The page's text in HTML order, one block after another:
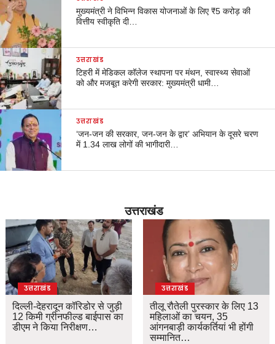
मुख्यमंत्री ने विभिन्न विकास योजनाओं के लिए ₹5 करोड़ की
वित्तीय स्वीकृति दी…
उत्तराखंड
टिहरी में मेडिकल कॉलेज स्थापना पर मंथन, स्वास्थ्य सेवाओं
को और मजबूत करेगी सरकार: मुख्यमंत्री धामी…
उत्तराखंड
‘जन-जन की सरकार, जन-जन के द्वार’ अभियान के दूसरे चरण
में 1.34 लाख लोगों की भागीदारी…
उत्तराखंड
उत्तराखंड
दिल्ली-देहरादून कॉरिडोर से जुड़ी
12 किमी ग्रीनफील्ड बाईपास का
डीएम ने किया निरीक्षण…
उत्तराखंड
तीलू रौतेली पुरस्कार के लिए 13
महिलाओं का चयन, 35
आंगनबाड़ी कार्यकर्तियां भी होंगी
सम्मानित…